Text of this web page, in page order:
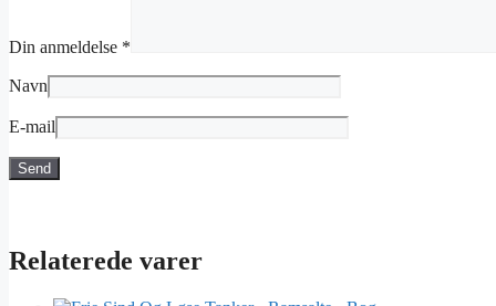
Din anmeldelse *
Navn
E-mail
Relaterede varer